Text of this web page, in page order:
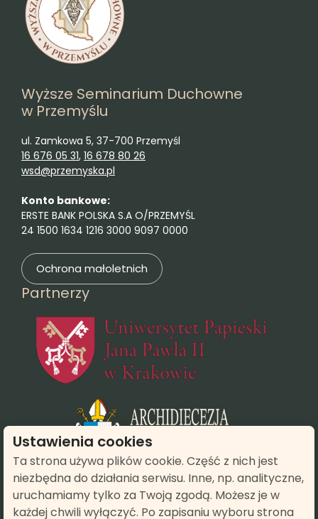
Wyższe Seminarium Duchowne
w Przemyślu
ul. Zamkowa 5, 37-700 Przemyśl
16 676 05 31, 16 678 80 26
wsd@przemyska.pl
Konto bankowe:
ERSTE BANK POLSKA S.A O/PRZEMYŚL
24 1500 1634 1216 3000 9097 0000
Ochrona małoletnich
Partnerzy
(otwiera się w
Ustawienia cookies
Ta strona używa plików cookie. Część z nich jest
niezbędna do działania serwisu. Inne, np. analityczne,
uruchamiamy tylko za Twoją zgodą. Możesz je w
każdej chwili wyłączyć. Po zapisaniu wyboru strona